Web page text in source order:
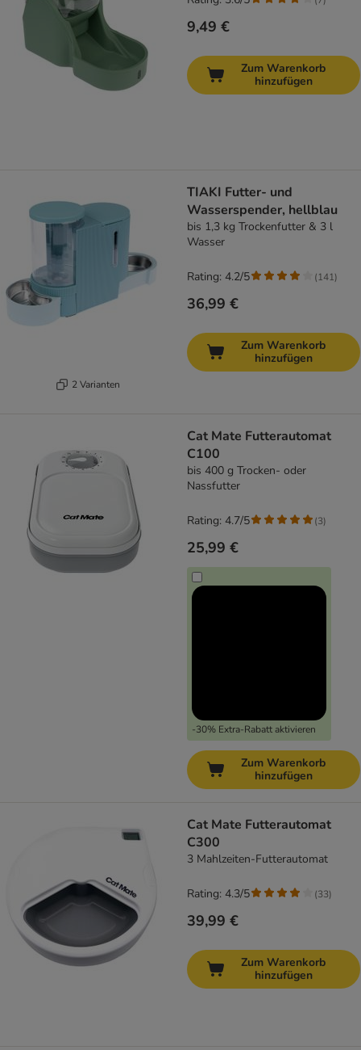
9,49 €
Zum Warenkorb
hinzufügen
2 Varianten
TIAKI Futter- und
Wasserspender, hellblau
bis 1,3 kg Trockenfutter & 3 l
Wasser
36,99 €
Rating: 4.2/5 (141)
Zum Warenkorb
hinzufügen
Cat Mate Futterautomat
C100
bis 400 g Trocken- oder
Nassfutter
25,99 €
-30% Extra-Rabatt aktivieren
Rating: 4.7/5 (3)
Zum Warenkorb
hinzufügen
Cat Mate Futterautomat
C300
3 Mahlzeiten-Futterautomat
39,99 €
Rating: 4.3/5 (33)
Zum Warenkorb
hinzufügen